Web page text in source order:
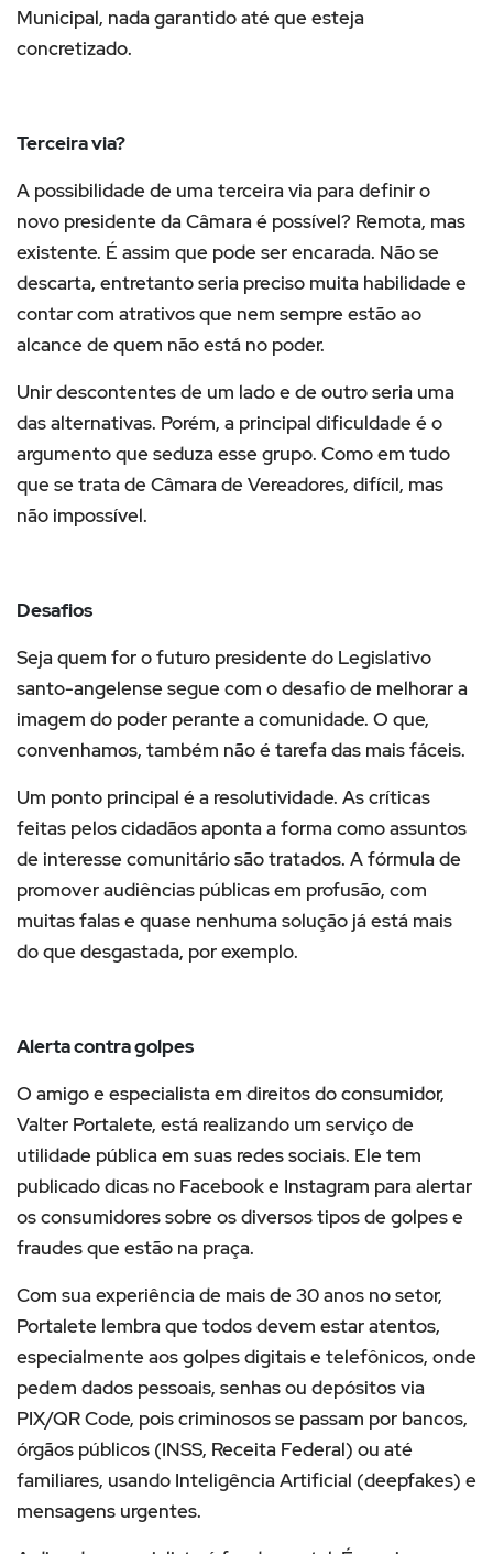
Municipal, nada garantido até que esteja
concretizado.
Terceira via?
A possibilidade de uma terceira via para definir o
novo presidente da Câmara é possível? Remota, mas
existente. É assim que pode ser encarada. Não se
descarta, entretanto seria preciso muita habilidade e
contar com atrativos que nem sempre estão ao
alcance de quem não está no poder.
Unir descontentes de um lado e de outro seria uma
das alternativas. Porém, a principal dificuldade é o
argumento que seduza esse grupo. Como em tudo
que se trata de Câmara de Vereadores, difícil, mas
não impossível.
Desafios
Seja quem for o futuro presidente do Legislativo
santo-angelense segue com o desafio de melhorar a
imagem do poder perante a comunidade. O que,
convenhamos, também não é tarefa das mais fáceis.
Um ponto principal é a resolutividade. As críticas
feitas pelos cidadãos aponta a forma como assuntos
de interesse comunitário são tratados. A fórmula de
promover audiências públicas em profusão, com
muitas falas e quase nenhuma solução já está mais
do que desgastada, por exemplo.
Alerta contra golpes
O amigo e especialista em direitos do consumidor,
Valter Portalete, está realizando um serviço de
utilidade pública em suas redes sociais. Ele tem
publicado dicas no Facebook e Instagram para alertar
os consumidores sobre os diversos tipos de golpes e
fraudes que estão na praça.
Com sua experiência de mais de 30 anos no setor,
Portalete lembra que todos devem estar atentos,
especialmente aos golpes digitais e telefônicos, onde
pedem dados pessoais, senhas ou depósitos via
PIX/QR Code, pois criminosos se passam por bancos,
órgãos públicos (INSS, Receita Federal) ou até
familiares, usando Inteligência Artificial (deepfakes) e
mensagens urgentes.